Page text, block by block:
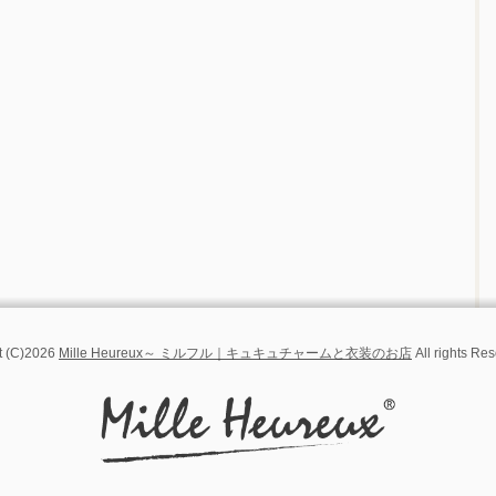
(C)2026 Mille Heureux～ ミルフル｜キュキュチャームと衣装のお店 All rights